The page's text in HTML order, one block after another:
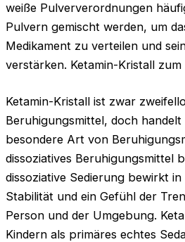
weiße Pulververordnungen
Pulvern gemischt werden, um
Medikament zu verteilen und
verstärken. Ketamin-Kristall zum
Ketamin-Kristall ist zwar
Beruhigungsmittel, doch handelt
besondere Art von
dissoziatives Beruhigungsmittel
dissoziative Sedierung bewirkt in
Stabilität und ein Gefühl der
Person und der Umgebung.
Kindern als primäres echtes